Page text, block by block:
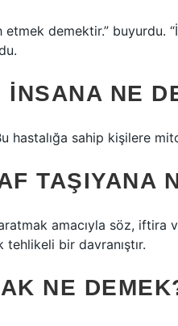
etmek demektir.” buyurdu.
NE
hastalığa sahip kişilere
TAŞIYANA
amacıyla söz, iftira
bir davranıştır.
NE